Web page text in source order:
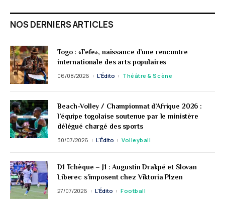
NOS DERNIERS ARTICLES
Togo : «Fefe», naissance d’une rencontre
internationale des arts populaires
06/08/2026 L'Édito Théâtre & Scène
Beach-Volley / Championnat d’Afrique 2026 :
l’équipe togolaise soutenue par le ministère
délégué chargé des sports
30/07/2026 L'Édito Volleyball
D1 Tchèque – J1 : Augustin Drakpé et Slovan
Liberec s’imposent chez Viktoria Plzen
27/07/2026 L'Édito Football